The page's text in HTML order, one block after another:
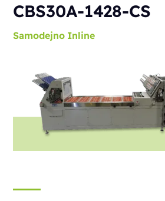
CBS30A-1428-CS
Samodejno Inline